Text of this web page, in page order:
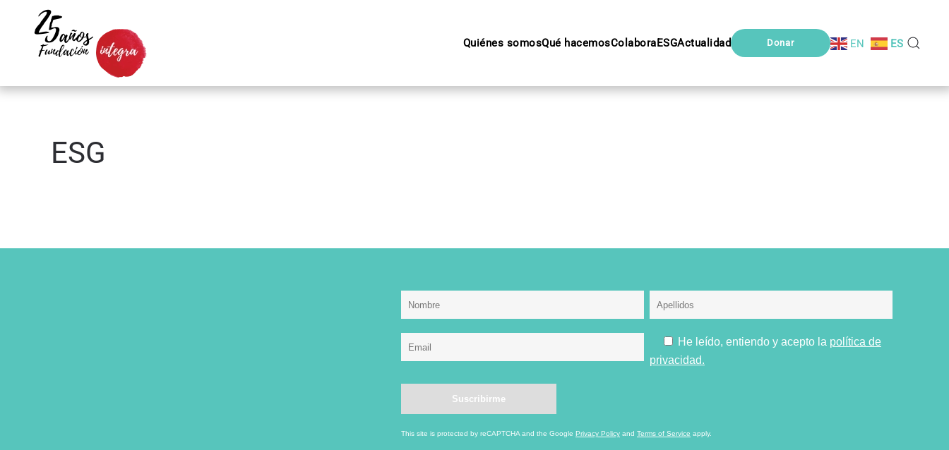
Skip to main content
Quiénes somosQué hacemosColaboraESGActualidad Donar EN ES
ESG
He leído, entiendo y acepto la política de
privacidad.
This site is protected by reCAPTCHA and the Google Privacy Policy and Terms of Service apply.